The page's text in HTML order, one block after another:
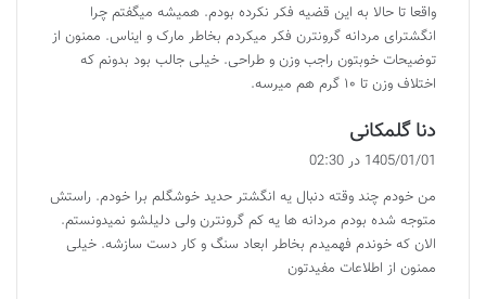
:
واقعا تا حالا به این قضیه فکر نکرده بودم. همیشه میگفتم چرا
انگشترای مردانه گرونترن فکر میکردم بخاطر مارک و ایناس. ممنون از
توضیحات خوبتون راجب وزن و طراحی. خیلی جالب بود بدونم که
اختلاف وزن تا ۱۰ گرم هم میرسه.
دنا گلمکانی
ف
:
1405/01/01 در 02:30
من خودم چند وقته دنبال یه انگشتر حدید خوشگلم برا خودم. راستش
متوجه شده بودم مردانه ها یه کم گرونترن ولی دلیلشو نمیدونستم.
الان که خوندم فهمیدم بخاطر ابعاد سنگ و کار دست سازشه. خیلی
ممنون از اطلاعات مفیدتون